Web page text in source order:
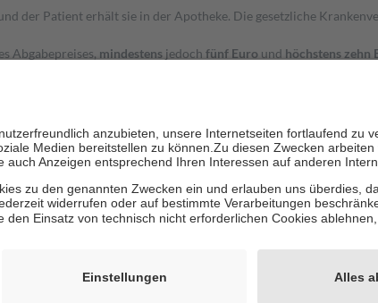
der Patient erhält sie in der Apotheke. Die gesetzliche
Abgabepreises, mindestens jedoch fünf Euro und höchstens zehn
und die besondere Stellung der Familie zu unterstützen, fallen
der Fahrkosten
werden